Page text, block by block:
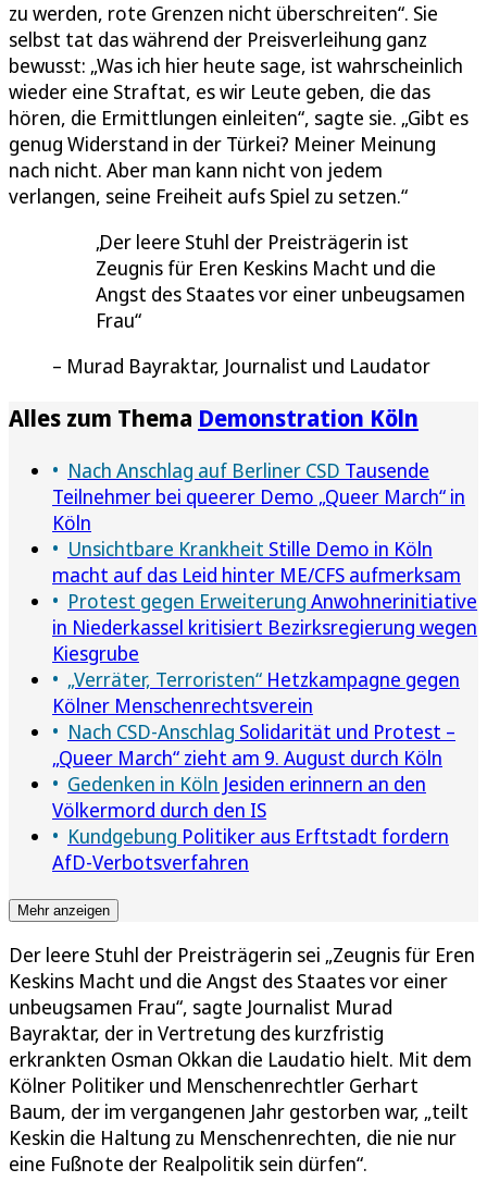
zu werden, rote Grenzen nicht überschreiten“. Sie
selbst tat das während der Preisverleihung ganz
bewusst: „Was ich hier heute sage, ist wahrscheinlich
wieder eine Straftat, es wir Leute geben, die das
hören, die Ermittlungen einleiten“, sagte sie. „Gibt es
genug Widerstand in der Türkei? Meiner Meinung
nach nicht. Aber man kann nicht von jedem
verlangen, seine Freiheit aufs Spiel zu setzen.“
Der leere Stuhl der Preisträgerin ist
Zeugnis für Eren Keskins Macht und die
Angst des Staates vor einer unbeugsamen
Frau
Murad Bayraktar, Journalist und Laudator
Alles zum Thema Demonstration Köln
Nach Anschlag auf Berliner CSD Tausende
Teilnehmer bei queerer Demo „Queer March“ in
Köln
Unsichtbare Krankheit Stille Demo in Köln
macht auf das Leid hinter ME/CFS aufmerksam
Protest gegen Erweiterung Anwohnerinitiative
in Niederkassel kritisiert Bezirksregierung wegen
Kiesgrube
„Verräter, Terroristen“ Hetzkampagne gegen
Kölner Menschenrechtsverein
Nach CSD-Anschlag Solidarität und Protest –
„Queer March“ zieht am 9. August durch Köln
Gedenken in Köln Jesiden erinnern an den
Völkermord durch den IS
Kundgebung Politiker aus Erftstadt fordern
AfD-Verbotsverfahren
Mehr anzeigen
Der leere Stuhl der Preisträgerin sei „Zeugnis für Eren
Keskins Macht und die Angst des Staates vor einer
unbeugsamen Frau“, sagte Journalist Murad
Bayraktar, der in Vertretung des kurzfristig
erkrankten Osman Okkan die Laudatio hielt. Mit dem
Kölner Politiker und Menschenrechtler Gerhart
Baum, der im vergangenen Jahr gestorben war, „teilt
Keskin die Haltung zu Menschenrechten, die nie nur
eine Fußnote der Realpolitik sein dürfen“.